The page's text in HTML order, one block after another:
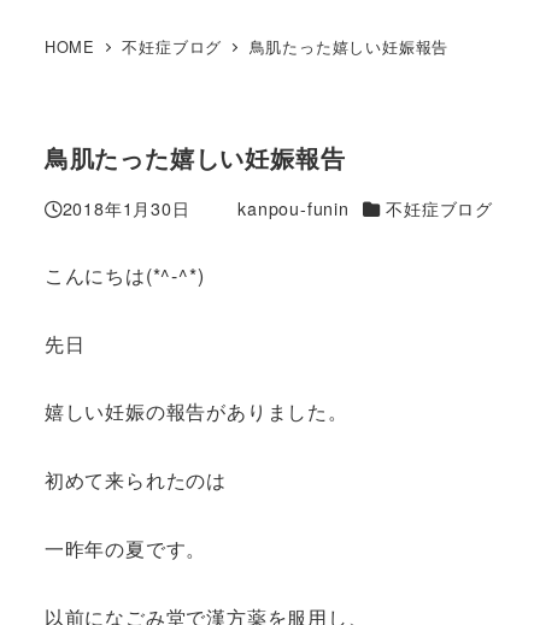
HOME 不妊症ブログ 鳥肌たった嬉しい妊娠報告
鳥肌たった嬉しい妊娠報告
投稿日
2018年1月30日 kanpou-funin カテゴリー
不妊症ブログ
こんにちは(*^-^*)
先日
嬉しい妊娠の報告がありました。
初めて来られたのは
一昨年の夏です。
以前になごみ堂で漢方薬を服用し、